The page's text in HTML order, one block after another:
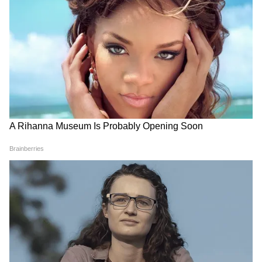
Image Credit :Instagram
जीवा किस क्लास में पढ़ती हैं?
जीवा रांची के फेमस Taurian World School में
पढ़ाई करती हैं। उनकी उम्र के आधार पर माना जाता है कि
वह कक्षा 5 या कक्षा 6 में पढ़ रही हैं। यह स्कूल रांची के
सबसे बड़े CBSE स्कूलों में गिना जाता है। लगभग 50 से
65 एकड़ में फैले इस कैंपस में पढ़ाई के साथ-साथ कई
एक्टिविटी पर भी विशेष ध्यान दिया जाता है। इस स्कूल में
घुड़सवारी, ऑर्गेनिक फार्मिंग, स्विमिंग, क्रिकेट और फुटबॉल
जैसे खेल के साथ ही संगीत और कला जैसी गतिविधियां
भी होती हैं।